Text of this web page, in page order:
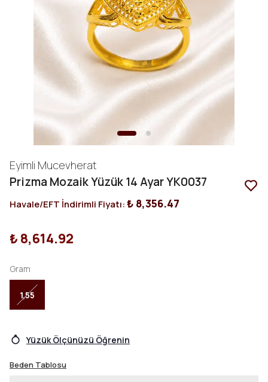
Eyimli Mucevherat
Prizma Mozaik Yüzük 14 Ayar YK0037
Havale/EFT İndirimli Fiyatı:₺ 8,356.47
₺ 8,614.92
Gram
1,55
Yüzük Ölçünüzü Öğrenin
Beden Tablosu